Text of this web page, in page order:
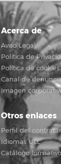
Acerca de
Aviso Legal
Política de
Política de cookies
Canal de
Imagen
Otros enlaces
Perfil del
Idiomas ULL
Catálogo formativo